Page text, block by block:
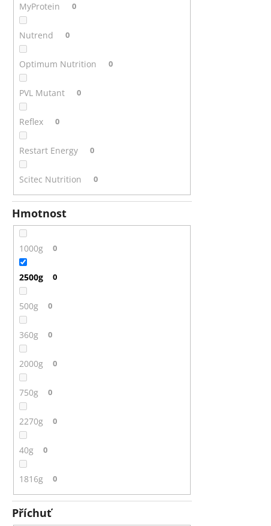
MyProtein 0
Nutrend 0
Optimum Nutrition 0
PVL Mutant 0
Reflex 0
Restart Energy 0
Scitec Nutrition 0
Hmotnost
1000g 0
2500g 0
500g 0
360g 0
2000g 0
750g 0
2270g 0
40g 0
1816g 0
Příchuť